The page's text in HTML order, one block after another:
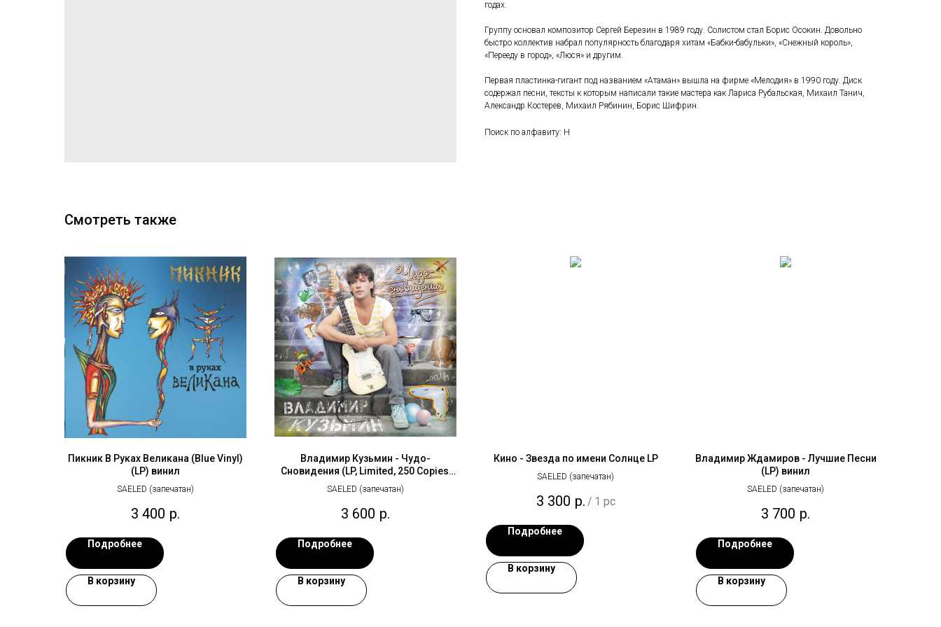
годах.
Группу основал композитор Сергей Березин в 1989 году. Солистом стал Борис Осокин. Довольно
быстро коллектив набрал популярность благодаря хитам «Бабки-бабульки», «Снежный король»,
«Перееду в город», «Люся» и другим.
Первая пластинка-гигант под названием «Атаман» вышла на фирме «Мелодия» в 1990 году. Диск
содержал песни, тексты к которым написали такие мастера как Лариса Рубальская, Михаил Танич,
Александр Костерев, Михаил Рябинин, Борис Шифрин.
Поиск по алфавиту: Н
Смотреть также
Пикник В Руках Великана (Blue Vinyl)
(LP) винил
SAELED (запечатан)
3 400 р.
Подробнее
В корзину
Владимир Кузьмин - Чудо-
Сновидения (LP, Limited, 250 Copies,
Orange, Постер) винил
SAELED (запечатан)
3 600 р.
Подробнее
В корзину
Кино - Звезда по имени Солнце LP
SAELED (запечатан)
3 300 р. / 1 pc
Подробнее
В корзину
Владимир Ждамиров - Лучшие Песни
(LP) винил
SAELED (запечатан)
3 700 р.
Подробнее
В корзину